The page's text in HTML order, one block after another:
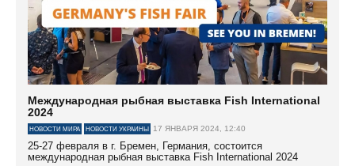
Международная рыбная выставка Fish International
2024
НОВОСТИ МИРА НОВОСТИ УКРАИНЫ 17 ЯНВАРЯ 2024, 12:40
25-27 февраля в г. Бремен, Германия, состоится
международная рыбная выставка Fish International 2024